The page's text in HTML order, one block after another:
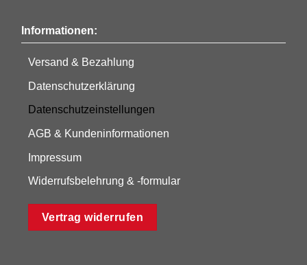
Informationen:
Versand & Bezahlung
Datenschutzerklärung
Datenschutzeinstellungen
AGB & Kundeninformationen
Impressum
Widerrufsbelehrung & -formular
Vertrag widerrufen